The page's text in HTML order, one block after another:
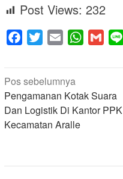
Post Views: 232
Facebook
Twitter Email WhatsApp
Gmail
Navigasi
pos
Pos sebelumnya
Pengamanan Kotak Suara
Dan Logistik Di Kantor PPK
Kecamatan Aralle